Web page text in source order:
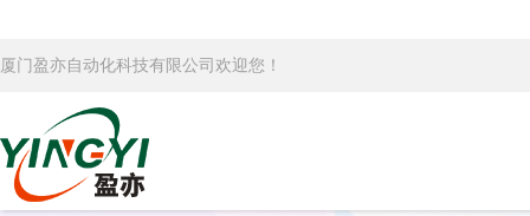
厦门盈亦自动化科技有限公司欢迎您！